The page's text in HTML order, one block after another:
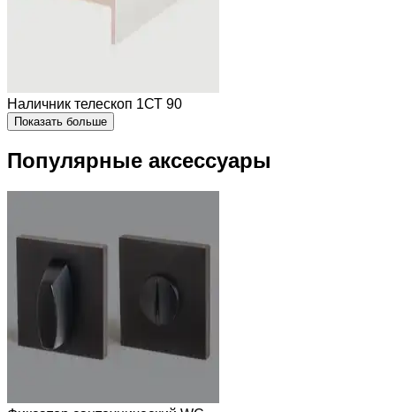
Наличник телескоп 1СТ 90
Показать больше
Популярные аксессуары